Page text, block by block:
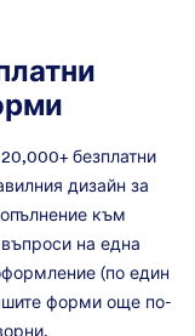
безплатни
дизайн за
към
на една
(по един
форми още по-